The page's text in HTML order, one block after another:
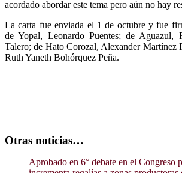
acordado abordar este tema pero aún no hay
La carta fue enviada el 1 de octubre y fue
de Yopal, Leonardo Puentes; de Aguazul,
Talero; de Hato Corozal, Alexander Martínez
Ruth Yaneth Bohórquez Peña.
Otras noticias…
Aprobado en 6° debate en el Congreso